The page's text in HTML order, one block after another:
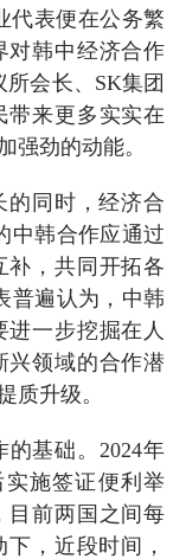
代表便在公务繁
对韩中经济合作
会长、SK集团
带来更多实实在
强劲的动能。
的同时，经济合
中韩合作应通过
补，共同开拓各
普遍认为，中韩
一步挖掘在人
兴领域的合作潜
质升级。
基础。2024年
实施签证便利举
目前两国之间每
，近段时间，